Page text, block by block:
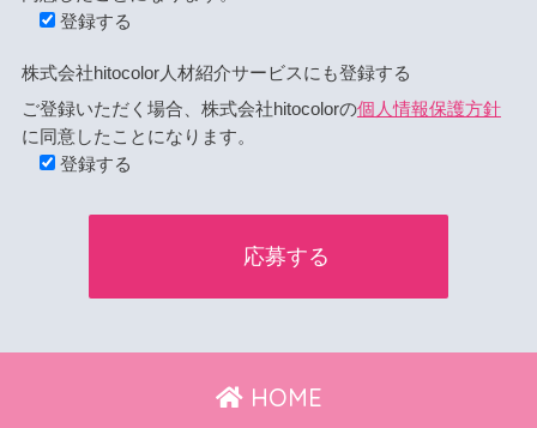
登録する
株式会社hitocolor人材紹介サービスにも登録する
ご登録いただく場合、株式会社hitocolorの個人情報保護方針
に同意したことになります。
登録する
HOME